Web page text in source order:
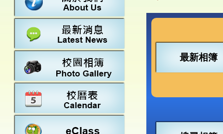
行政架構
學校設施
常識
22-23得獎
20-21得獎